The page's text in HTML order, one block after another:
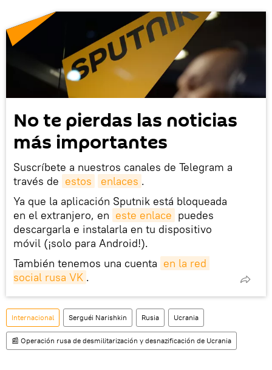
No te pierdas las noticias
más importantes
Suscríbete a nuestros canales de Telegram a
través de estos enlaces .
Ya que la aplicación Sputnik está bloqueada
en el extranjero, en este enlace puedes
descargarla e instalarla en tu dispositivo
móvil (¡solo para Android!).
También tenemos una cuenta en la red
social rusa VK .
Internacional Serguéi Narishkin Rusia Ucrania
📰 Operación rusa de desmilitarización y desnazificación de Ucrania